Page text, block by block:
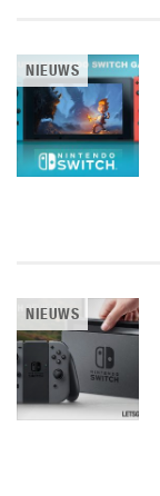
NIEUWS
NIEUWS